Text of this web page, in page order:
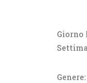
Giorno
Genere: